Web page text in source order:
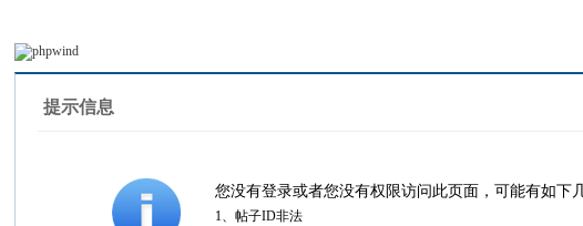
提示信息
您没有登录或者您没有权限访问此页面，可能有如下
1、帖子ID非法